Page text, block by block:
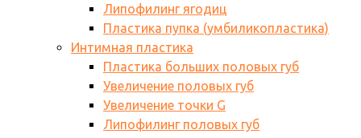
Липофилинг ягодиц
Пластика пупка (умбиликопластика)
Интимная пластика
Пластика больших половых губ
Увеличение половых губ
Увеличение точки G
Липофилинг половых губ